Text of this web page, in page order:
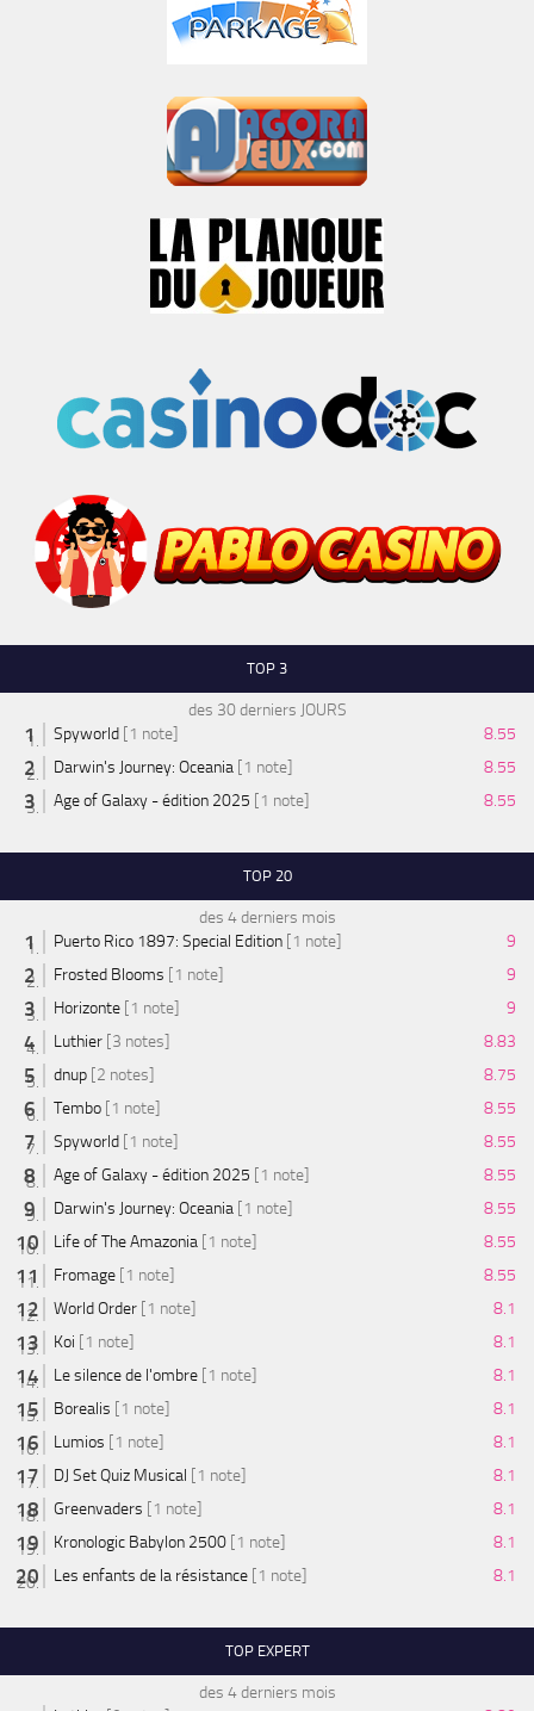
TOP 3
des 30 derniers JOURS
Spyworld [1 note]
8.55
Darwin's Journey: Oceania [1 note]
8.55
Age of Galaxy - édition 2025 [1 note] 8.55
TOP 20
des 4 derniers mois
Puerto Rico 1897: Special Edition [1 note]
9
Frosted Blooms [1 note]
9
Horizonte [1 note]
9
Luthier [3 notes]
8.83
dnup [2 notes]
8.75
Tembo [1 note]
8.55
Spyworld [1 note]
8.55
Age of Galaxy - édition 2025 [1 note]
8.55
Darwin's Journey: Oceania [1 note]
8.55
Life of The Amazonia [1 note]
8.55
Fromage [1 note]
8.55
World Order [1 note]
8.1
Koi [1 note]
8.1
Le silence de l'ombre [1 note]
8.1
Borealis [1 note]
8.1
Lumios [1 note]
8.1
DJ Set Quiz Musical [1 note]
8.1
Greenvaders [1 note]
8.1
Kronologic Babylon 2500 [1 note]
8.1
Les enfants de la résistance [1 note] 8.1
TOP EXPERT
des 4 derniers mois